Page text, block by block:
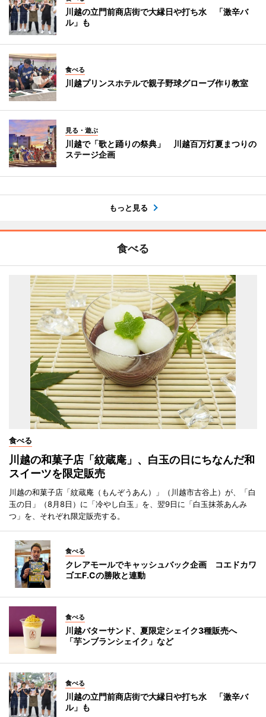
川越の立門前商店街で大縁日や打ち水 「激辛バ
ル」も
食べる
川越プリンスホテルで親子野球グローブ作り教室
見る・遊ぶ
川越で「歌と踊りの祭典」 川越百万灯夏まつりの
ステージ企画
もっと見る
食べる
食べる
川越の和菓子店「紋蔵庵」、白玉の日にちなんだ和
スイーツを限定販売
川越の和菓子店「紋蔵庵（もんぞうあん）」（川越市古谷上）が、「白
玉の日」（8月8日）に「冷やし白玉」を、翌9日に「白玉抹茶あんみ
つ」を、それぞれ限定販売する。
食べる
クレアモールでキャッシュバック企画 コエドカワ
ゴエF.Cの勝敗と連動
食べる
川越バターサンド、夏限定シェイク3種販売へ
「芋ンブランシェイク」など
食べる
川越の立門前商店街で大縁日や打ち水 「激辛バ
ル」も